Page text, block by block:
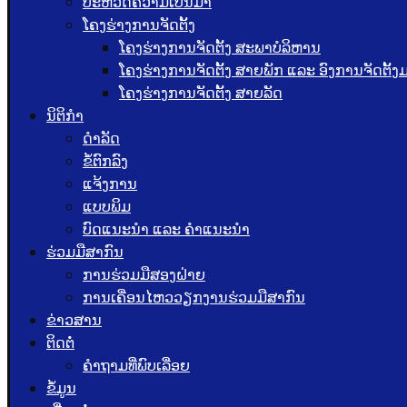
ໂຄງຮ່າງການຈັດຕັ້ງ
ໂຄງຮ່າງການຈັດຕັ້ງ ສະພາບໍລິຫານ
ໂຄງຮ່າງການຈັດຕັ້ງ ສາຍພັກ ແລະ ອົງການຈັດຕັ້
ໂຄງຮ່າງການຈັດຕັ້ງ ສາຍລັດ
ນິຕິກຳ
ດຳລັດ
ຂໍ້ຕົກລົງ
ແຈ້ງການ
ແບບພິມ
ບົດແນະນໍາ ແລະ ຄໍາແນະນໍາ
ຮ່ວມມືສາກົນ
ການຮ່ວມມືສອງຝ່າຍ
ການເຄື່ອນໄຫວວຽກງານຮ່ວມມືສາກົນ
ຂ່າວສານ
ຕິດຕໍ່
ຄຳຖາມທີ່ພົບເລື່ອຍ
ຂໍ້ມູນ